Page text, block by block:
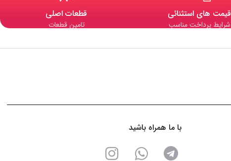
قیمت های استثنائی
شرایط پرداخت مناسب
قطعات اصلی
تامین قطعات
با ما همراه باشید